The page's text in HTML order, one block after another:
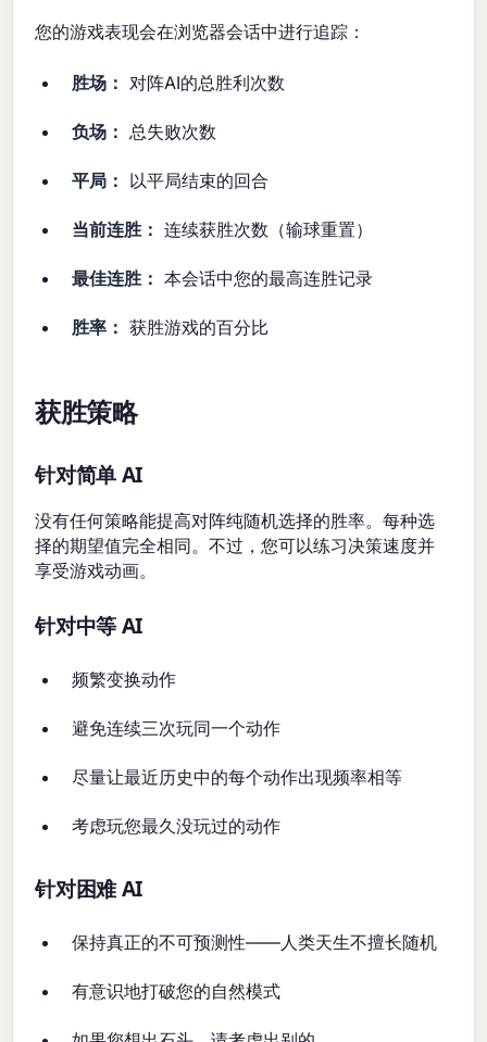
您的游戏表现会在浏览器会话中进行追踪：
胜场： 对阵AI的总胜利次数
负场： 总失败次数
平局： 以平局结束的回合
当前连胜： 连续获胜次数（输球重置）
最佳连胜： 本会话中您的最高连胜记录
胜率： 获胜游戏的百分比
获胜策略
针对简单 AI
没有任何策略能提高对阵纯随机选择的胜率。每种选
择的期望值完全相同。不过，您可以练习决策速度并
享受游戏动画。
针对中等 AI
频繁变换动作
避免连续三次玩同一个动作
尽量让最近历史中的每个动作出现频率相等
考虑玩您最久没玩过的动作
针对困难 AI
保持真正的不可预测性——人类天生不擅长随机
有意识地打破您的自然模式